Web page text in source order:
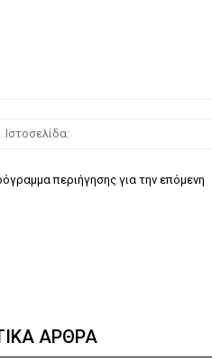
περιήγησης για την επόμενη
ΑΡΘΡΑ